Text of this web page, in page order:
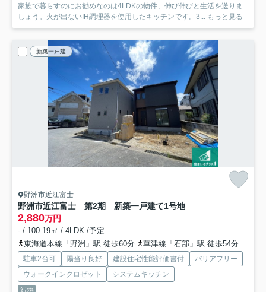
家族で暮らすのにお勧めなのは4LDKの物件、伸び伸びと生活を送りま
しょう。火が出ないIH調理器を使用したキッチンです。3... もっと見る
新築一戸建
野洲市近江富士
野洲市近江富士 第2期 新築一戸建て1号地
2,880万円
- / 100.19㎡ / 4LDK /予定
東海道本線「野洲」駅 徒歩60分
草津線「石部」駅 徒歩54分
駐車2台可 陽当り良好 建設住宅性能評価書付
バリアフリー
ウォークインクロゼット
システムキッチン